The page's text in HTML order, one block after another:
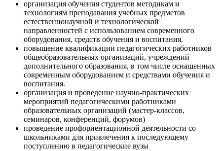
организация обучения студентов методикам и
технологиям преподавания учебных предметов
естественнонаучной и технологической
направленностей с использованием современного
оборудования, средств обучения и воспитания.
повышение квалификации педагогических работников
общеобразовательных организаций, учреждений
дополнительного образования, в том числе оснащенных
современным оборудованием и средствами обучения и
воспитания.
организация и проведение научно-практических
мероприятий педагогическими работниками
образовательных организаций (мастер-классов,
семинаров, конференций, форумов)
проведение профориентационной деятельности со
школьниками для привлечения к последующему
поступлению в педагогические вузы